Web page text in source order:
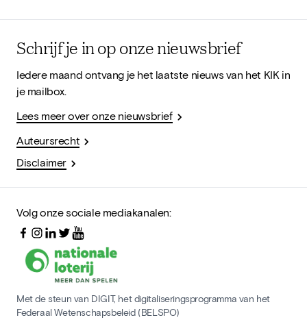
Schrijf je in op onze nieuwsbrief
Iedere maand ontvang je het laatste nieuws van het KIK in
je mailbox.
Lees meer over onze nieuwsbrief
Auteursrecht
Disclaimer
Volg onze sociale mediakanalen:
Met de steun van DIGIT, het digitaliseringsprogramma van het
Federaal Wetenschapsbeleid (BELSPO)